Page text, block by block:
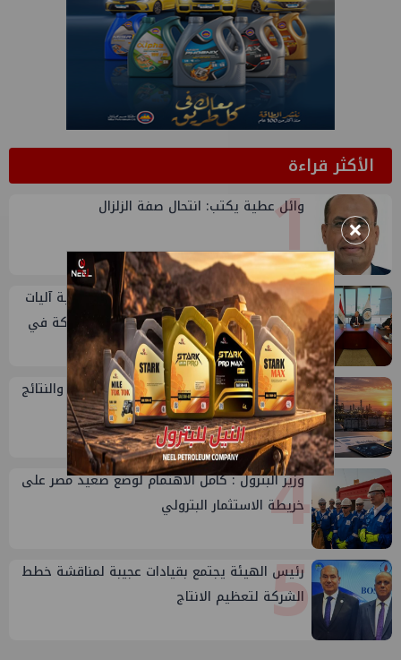
الأكثر قراءة1
وائل عطية يكتب: انتحال صفة الزلزال
2
وزير البترول يبحث مع إكسون موبيل العالمية آليات
تنفيذ مذكرة التفاهم لربط اكتشافات الشركة في
قبرص بالبنية التحتية المصرية
3
تقييم أداء وزارة البترول...بين حساب الأداء والنتائج
4
وزير البترول : كامل الاهتمام لوضع صعيد مصر على
خريطة الاستثمار البترولي
5
رئيس الهيئة يجتمع بقيادات عجيبة لمناقشة خطط
الشركة لتعظيم الانتاج
×